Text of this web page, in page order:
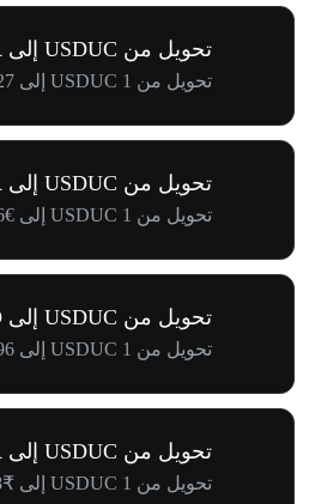
تحويل من USDUC إلى IDR
تحويل من 1 USDUC إلى Rp56.27
تحويل من USDUC إلى EUR
تحويل من 1 USDUC إلى €0.002726
تحويل من USDUC إلى CAD
تحويل من 1 USDUC إلى C$0.004396
تحويل من USDUC إلى INR
تحويل من 1 USDUC إلى ₹0.2998